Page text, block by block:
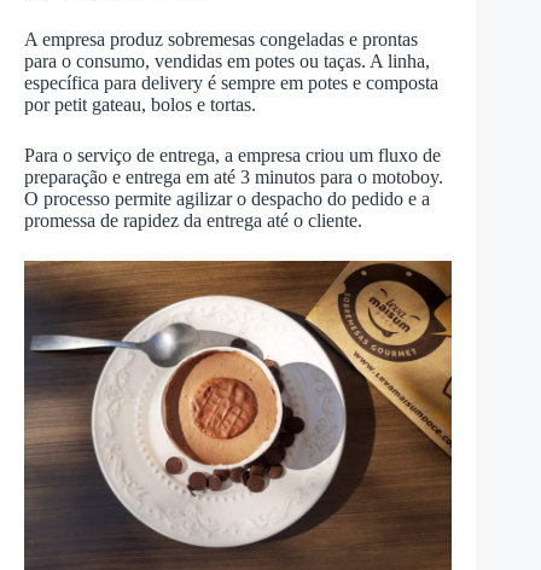
A empresa produz sobremesas congeladas e prontas
para o consumo, vendidas em potes ou taças. A linha,
específica para delivery é sempre em potes e composta
por petit gateau, bolos e tortas.
Para o serviço de entrega, a empresa criou um fluxo de
preparação e entrega em até 3 minutos para o motoboy.
O processo permite agilizar o despacho do pedido e a
promessa de rapidez da entrega até o cliente.